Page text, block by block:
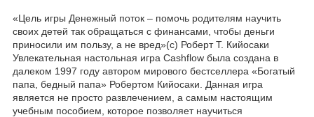
«Цель игры Денежный поток – помочь родителям научить
своих детей так обращаться с финансами, чтобы деньги
приносили им пользу, а не вред»(с) Роберт Т. Кийосаки
Увлекательная настольная игра Cashflow была создана в
далеком 1997 году автором мирового бестселлера «Богатый
папа, бедный папа» Робертом Кийосаки. Данная игра
является не просто развлечением, а самым настоящим
учебным пособием, которое позволяет научиться